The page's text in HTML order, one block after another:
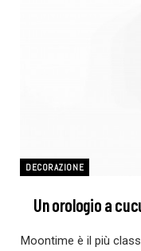
DECORAZIONE
Un orologio a
Moontime è il più